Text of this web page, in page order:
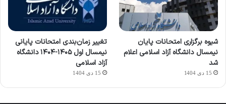
شیوه برگزاری امتحانات پایان
نیمسال دانشگاه آزاد اسلامی اعلام
شد
15 دی 1404
تغییر زمان‌بندی امتحانات پایانی
نیمسال اول ۱۴۰۵-۱۴۰۴ دانشگاه
آزاد اسلامی
15 دی 1404